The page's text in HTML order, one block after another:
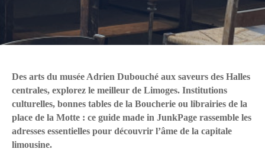
Des arts du musée Adrien Dubouché aux saveurs des Halles
centrales, explorez le meilleur de Limoges. Institutions
culturelles, bonnes tables de la Boucherie ou librairies de la
place de la Motte : ce guide made in JunkPage rassemble les
adresses essentielles pour découvrir l’âme de la capitale
limousine.